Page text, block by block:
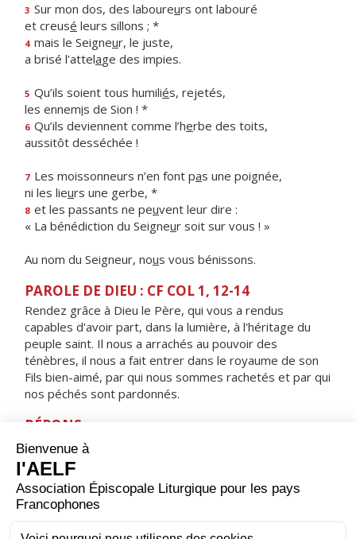
3 Sur mon dos, des laboureurs ont labouré
et creusé leurs sillons ; *
4 mais le Seigneur, le juste,
a brisé l’attelage des impies.
5 Qu’ils soient tous humiliés, rejetés,
les ennemis de Sion ! *
6 Qu’ils deviennent comme l’herbe des toits,
aussitôt desséchée !
7 Les moissonneurs n’en font pas une poignée,
ni les lieurs une gerbe, *
8 et les passants ne peuvent leur dire :
« La bénédiction du Seigneur soit sur vous ! »
Au nom du Seigneur, nous vous bénissons.
PAROLE DE DIEU : CF COL 1, 12-14
Rendez grâce à Dieu le Père, qui vous a rendus
capables d'avoir part, dans la lumière, à l'héritage du
peuple saint. Il nous a arrachés au pouvoir des
ténèbres, il nous a fait entrer dans le royaume de son
Fils bien-aimé, par qui nous sommes rachetés et par qui
nos péchés sont pardonnés.
RÉPONS
V/Reste avec nous, Seigneur, alléluia,
le soir approche, alléluia.
ORAISON
Dieu qui relèves la nature humaine bien au-dessus de